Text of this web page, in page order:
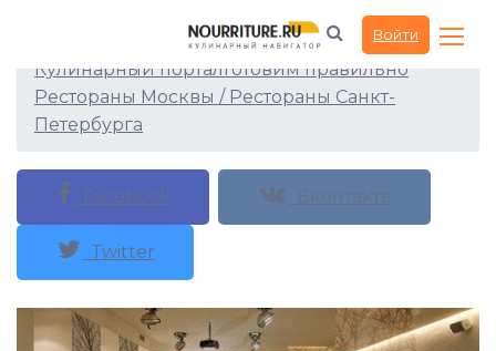
Войти
Ресторан Апрель
Кулинарный порталГотовим правильно
Рестораны Москвы / Рестораны Санкт-
Петербурга
Facebook Вконтакте
Twitter